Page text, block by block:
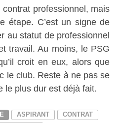
professionnel, mais
étape. C’est un signe de
au statut de professionnel
travail. Au moins, le PSG
croit en eux, alors que
le club. Reste à ne pas se
le plus dur est déjà fait.
ASPIRANT
CONTRAT